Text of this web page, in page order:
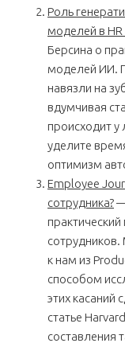
Роль
моделей в HR
Берсина о
моделей ИИ.
навязли на
вдумчивая
происходит у
уделите
оптимизм
Employee
сотрудника?—
к нам из
способом
этих касаний
статье
составления